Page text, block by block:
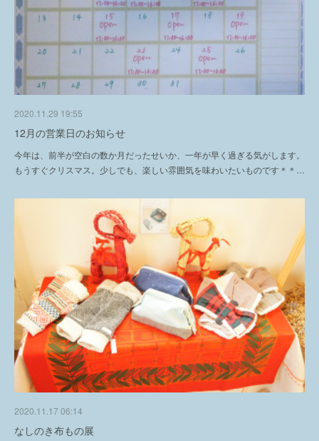
2020.11.29 19:55
12月の営業日のお知らせ
今年は、前半が空白の数か月だったせいか、一年が早く過ぎる気がします。
もうすぐクリスマス。少しでも、楽しい雰囲気を味わいたいものです＊＊…
2020.11.17 06:14
なしのき布もの展